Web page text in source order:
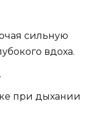
сильную
вдоха.
при дыхании